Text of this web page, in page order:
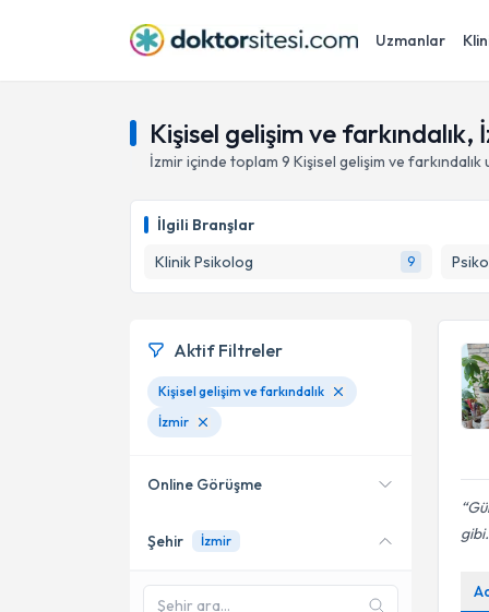
Uzmanlar
Kişisel gelişim ve farkındalık,
İzmiriçinde toplam 9 Kişisel gelişim ve farkındalık
İlgili Branşlar
Klinik Psikolog
9
Aktif Filtreler
Kişisel gelişim ve farkındalık
İzmir
Online Görüşme
Online danışmanlık sunan
Şehir İzmir